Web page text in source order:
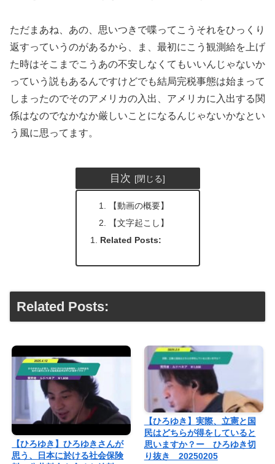
ただまあね、あの、思いつきで喋ってこうそれをひっくり
返すっていうのがあるから、ま、最初にこう観測給を上げ
た時はそこまでこうあの不安しなくてもいいんじゃないか
っていう説もあるんですけどでも結局完税事態は始まって
しまったのでそのアメリカの入出、アメリカに入出する関
係はなのでなかなか厳しいことになるんじゃないかなとい
う風に思ってます。
目次
【動画の概要】
【文字起こし】
Related Posts:
Related Posts:
【ひろゆき】ひろゆきさんが
思う、日本に於ける社会保険
【ひろゆき】実際、立憲と国
民はどちらが得をしていると
思いますか？ー ひろゆき切
り抜き 20250205